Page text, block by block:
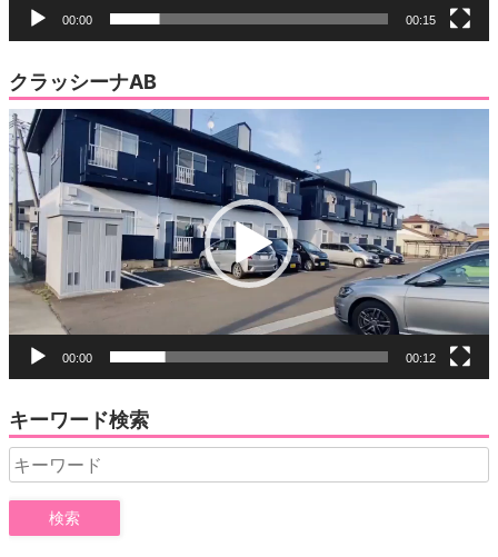
00:00 00:15
クラッシーナAB
動
画
プ
レ
ー
ヤ
ー
00:00 00:12
キーワード検索
Search
for: